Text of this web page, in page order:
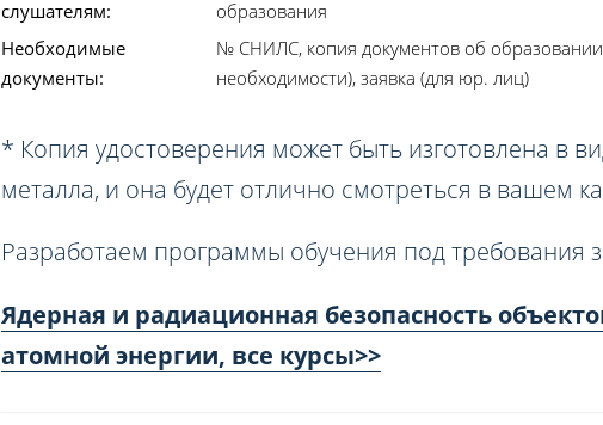
слушателям:
образования
Необходимые
документы:
№ СНИЛС, копия документов об
необходимости), заявка (для юр. лиц)
* Копия удостоверения может быть изготовлена в
металла, и она будет отлично смотреться в вашем
Разработаем программы обучения под требования
Ядерная и радиационная безопасность
атомной энергии, все курсы>>